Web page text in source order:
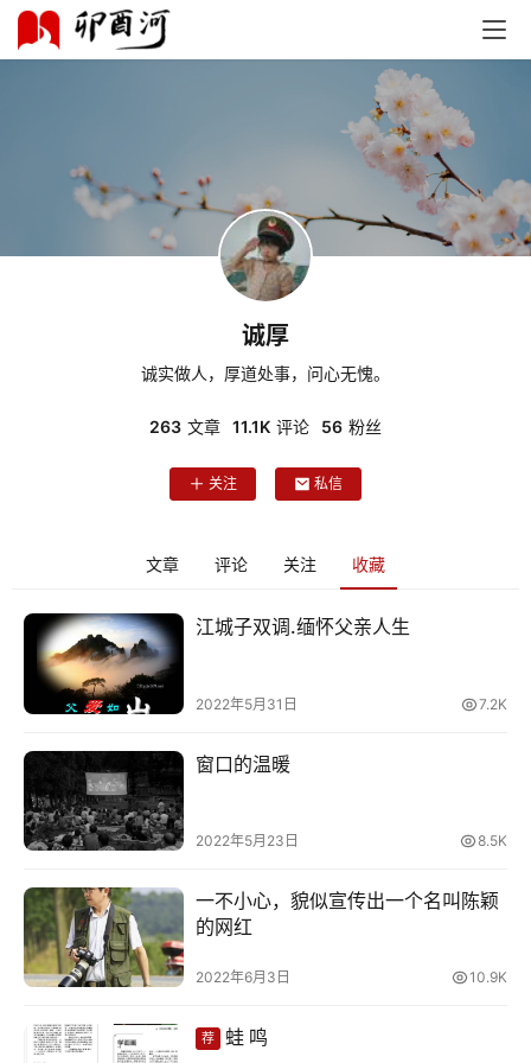
旅
育
儿
乐
专
题
更
诚厚
诚实做人，厚道处事，问心无愧。
263 文章 11.1K 评论 56 粉丝
关注 私信
文章 评论 关注 收藏
江城子双调.缅怀父亲人生
2022年5月31日 7.2K
窗口的温暖
2022年5月23日 8.5K
一不小心，貌似宣传出一个名叫陈颖
的网红
2022年6月3日 10.9K
荐 蛙 鸣